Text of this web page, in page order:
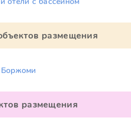
размещения
Боржоми
размещения